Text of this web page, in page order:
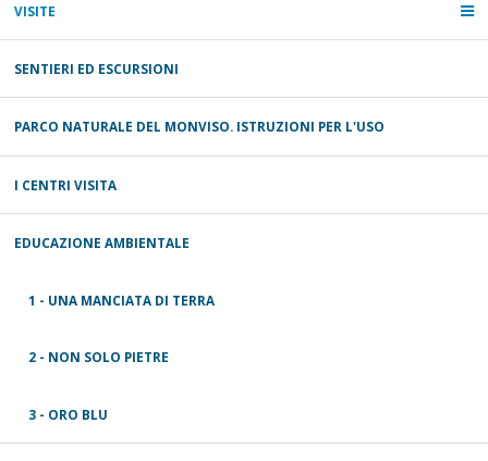
VISITE
SENTIERI ED ESCURSIONI
PARCO NATURALE DEL MONVISO. ISTRUZIONI PER L'USO
I CENTRI VISITA
EDUCAZIONE AMBIENTALE
1 - UNA MANCIATA DI TERRA
2 - NON SOLO PIETRE
3 - ORO BLU